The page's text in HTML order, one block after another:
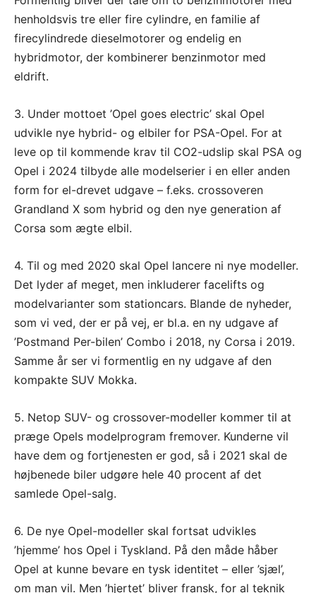
henholdsvis tre eller fire cylindre, en familie af
firecylindrede dieselmotorer og endelig en
hybridmotor, der kombinerer benzinmotor med
eldrift.
3. Under mottoet ’Opel goes electric’ skal Opel
udvikle nye hybrid- og elbiler for PSA-Opel. For at
leve op til kommende krav til CO2-udslip skal PSA og
Opel i 2024 tilbyde alle modelserier i en eller anden
form for el-drevet udgave – f.eks. crossoveren
Grandland X som hybrid og den nye generation af
Corsa som ægte elbil.
4. Til og med 2020 skal Opel lancere ni nye modeller.
Det lyder af meget, men inkluderer facelifts og
modelvarianter som stationcars. Blande de nyheder,
som vi ved, der er på vej, er bl.a. en ny udgave af
’Postmand Per-bilen’ Combo i 2018, ny Corsa i 2019.
Samme år ser vi formentlig en ny udgave af den
kompakte SUV Mokka.
5. Netop SUV- og crossover-modeller kommer til at
præge Opels modelprogram fremover. Kunderne vil
have dem og fortjenesten er god, så i 2021 skal de
højbenede biler udgøre hele 40 procent af det
samlede Opel-salg.
6. De nye Opel-modeller skal fortsat udvikles
’hjemme’ hos Opel i Tyskland. På den måde håber
Opel at kunne bevare en tysk identitet – eller ’sjæl’,
om man vil. Men ’hjertet’ bliver fransk, for al teknik